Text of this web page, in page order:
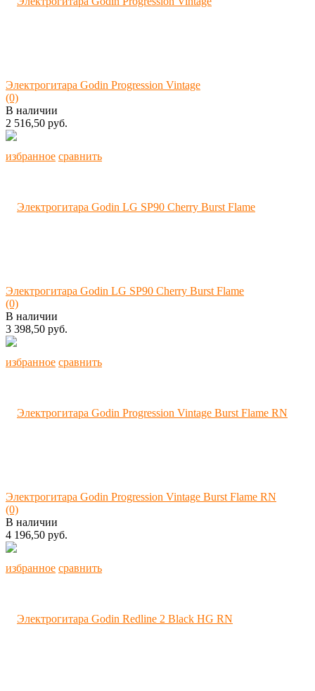
избранное сравнить
Электрогитара Godin Progression Vintage
(0)
В наличии
2 516,50 руб.
избранное сравнить
Электрогитара Godin LG SP90 Cherry Burst Flame
(0)
В наличии
3 398,50 руб.
избранное сравнить
Электрогитара Godin Progression Vintage Burst Flame RN
(0)
В наличии
4 196,50 руб.